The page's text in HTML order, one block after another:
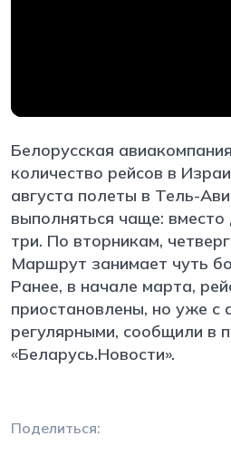
Белорусская
количество рейсов в
августа полеты в Тель-
выполняться чаще:
три. По вторникам,
Маршрут занимает чуть
Ранее, в начале марта,
приостановлены, но уже с
регулярными, сообщили в
«Беларусь.Новости».
Поделиться: